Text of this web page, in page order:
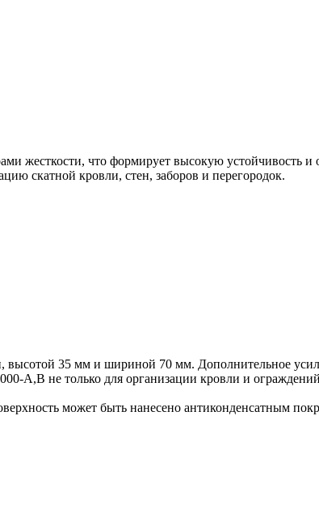
жесткости, что формирует высокую устойчивость
скатной кровли, стен, заборов и перегородок.
35 мм и шириной 70 мм. Дополнительное
A,B не только для организации кровли и
может быть нанесено антиконденсатным